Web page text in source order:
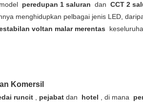
peredupan 1 saluran dan CCT 2
menghidupkan pelbagai jenis LED,
voltan malar merentas
Komersil
runcit pejabat dan hotel , di mana